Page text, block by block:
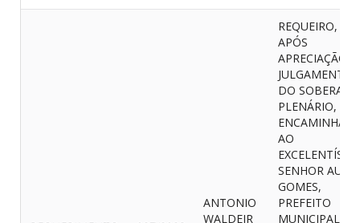
ANTONIO
WALDEIR
REQUEIRO,
APÓS
APRECIAÇÃO E
JULGAMENTO
DO SOBERANO
PLENÁRIO,
AO
SENHOR
GOMES,
PREFEITO
MUNICIPAL,